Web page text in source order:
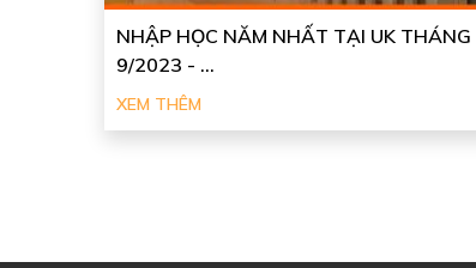
NHẬP HỌC NĂM NHẤT TẠI UK THÁNG
9/2023 - ...
XEM THÊM